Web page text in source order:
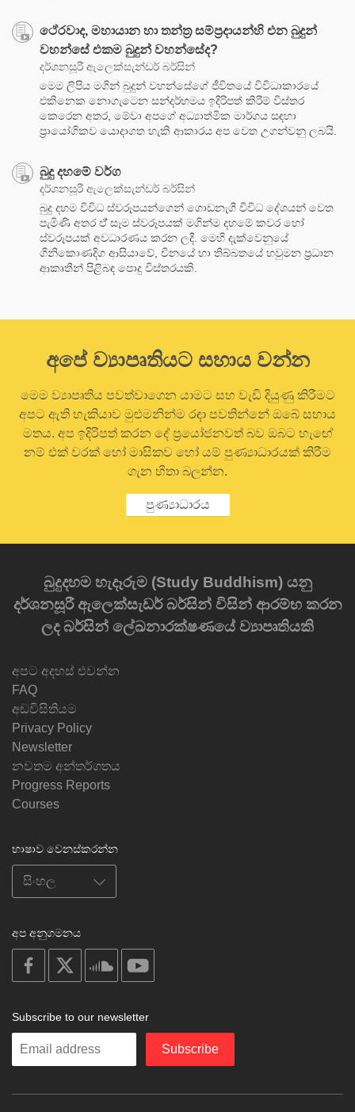
ථේරවාද, මහායාන හා තන්ත්‍ර සම්ප්‍රදායන්හි එන බුදුන්
වහන්සේ එකම බුදුන් වහන්සේද?
දර්ශනසූරී ඇලෙක්සැන්ඩර් බර්සින්
මෙම ලිපිය මගින් බුදුන් වහන්සේගේ ජීවිතයේ විවිධාකාරයේ
එකිනෙක නොගැටෙන සන්දර්භමය ඉදිරිපත් කිරීම් විස්තර
කෙරෙන අතර, මේවා අපගේ අධ්‍යාත්මික මාර්ගය සඳහා
ප්‍රායෝගිකව යොදාගත හැකි ආකාරය අප වෙත උගන්වනු ලබයි.
බුදු දහමේ වර්ග
දර්ශනසූරී ඇලෙක්සැන්ඩර් බර්සින්
බුදු දහම විවිධ ස්වරූපයන්ගෙන් ගොඩනැගී විවිධ දේශයන් වෙත
පැමිණි අතර ඒ් සෑම ස්වරූපයක් මගින්ම දහමේ කවර හෝ
ස්වරූපයක් අවධාරණය කරන ලදී. මෙහි දැක්වෙනුයේ
ගිනිකොණදිග ආසියාවේ, චීනයේ හා තිබ්බතයේ හවුමන ප්‍රධාන
ආකෘතීන් පිළිබඳ පොදු විස්තරයකි.
අපේ ව්‍යාපෘතියට සහාය වන්න
මෙම ව්‍යාපෘතිය පවත්වාගෙන යාමට සහ වැඩි දියුණු කිරීමට
අපට ඇති හැකියාව මුළුමනින්ම රඳා පවතින්නේ ඔබේ සහාය
මතය. අප ඉදිරිපත් කරන දේ ප්‍රයෝජනවත් බව ඔබට හැඟේ
නම් එක් වරක් හෝ මාසිකව හෝ යම් පුණ්‍යාධාරයක් කිරීම
ගැන හිතා බලන්න.
පුණ්‍යාධාරය
බුදුදහම හැදෑරුම (Study Buddhism) යනු
දර්ශනසූරී ඇලෙක්සැඩර් බර්සින් විසින් ආරම්භ කරන
ලද බර්සින් ලේඛනාරක්ෂණයේ ව්‍යාපෘතියකි
අපට අදහස් එවන්න
FAQ
අඩවිසිතියම
Privacy Policy
Newsletter
නවතම අන්තර්ගතය
Progress Reports
Courses
භාෂාව වෙනස්කරන්න
අප අනුගමනය
on
facebook
soundcloud
Subscribe to our newsletter
Enter
Subscribe